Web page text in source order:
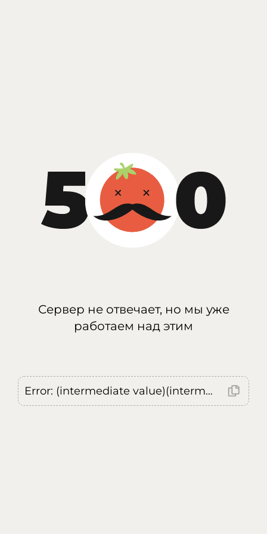
Сервер не отвечает, но мы уже
работаем над этим
Error: (intermediate value)(intermediate value)(intermediate value).replaceAll is not a function